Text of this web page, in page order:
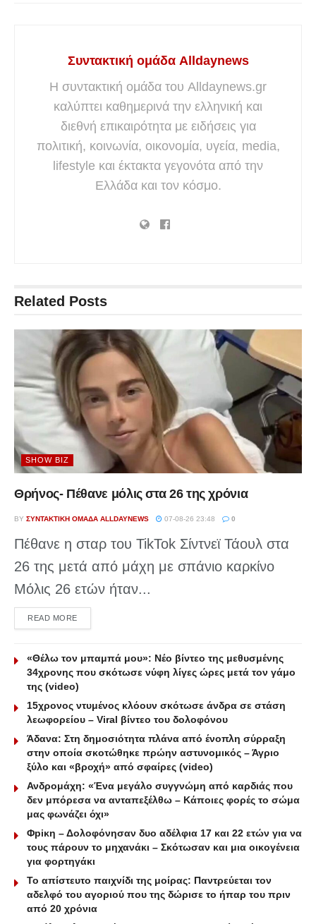
Συντακτική ομάδα Alldaynews
Η συντακτική ομάδα του Alldaynews.gr
καλύπτει καθημερινά την ελληνική και
διεθνή επικαιρότητα με ειδήσεις για
πολιτική, κοινωνία, οικονομία, υγεία, media,
lifestyle και έκτακτα γεγονότα από την
Ελλάδα και τον κόσμο.
Related Posts
SHOW BIZ
Θρήνος- Πέθανε μόλις στα 26 της χρόνια
BY ΣΥΝΤΑΚΤΙΚΉ ΟΜΆΔΑ ALLDAYNEWS 07-08-26 23:48 0
Πέθανε η σταρ του TikTok Σίντνεϊ Τάουλ στα
26 της μετά από μάχη με σπάνιο καρκίνο
Μόλις 26 ετών ήταν...
READ MOREDETAILS
«Θέλω τον μπαμπά μου»: Νέο βίντεο της μεθυσμένης
34χρονης που σκότωσε νύφη λίγες ώρες μετά τον γάμο
της (video)
15χρονος ντυμένος κλόουν σκότωσε άνδρα σε στάση
λεωφορείου – Viral βίντεο του δολοφόνου
Άδανα: Στη δημοσιότητα πλάνα από ένοπλη σύρραξη
στην οποία σκοτώθηκε πρώην αστυνομικός – Άγριο
ξύλο και «βροχή» από σφαίρες (video)
Ανδρομάχη: «Ένα μεγάλο συγγνώμη από καρδιάς που
δεν μπόρεσα να ανταπεξέλθω – Κάποιες φορές το σώμα
μας φωνάζει όχι»
Φpiκη – Δολοφόνησαν δυο αδέλφια 17 και 22 ετών για να
τους πάρουν το μηχανάκι – Σκότωσαν και μια οικογένεια
για φορτηγάκι
Το απίστευτο παιχνίδι της μοίρας: Παντρεύεται τον
αδελφό του αγοριού που της δώρισε το ήπαρ του πριν
από 20 χρόνια